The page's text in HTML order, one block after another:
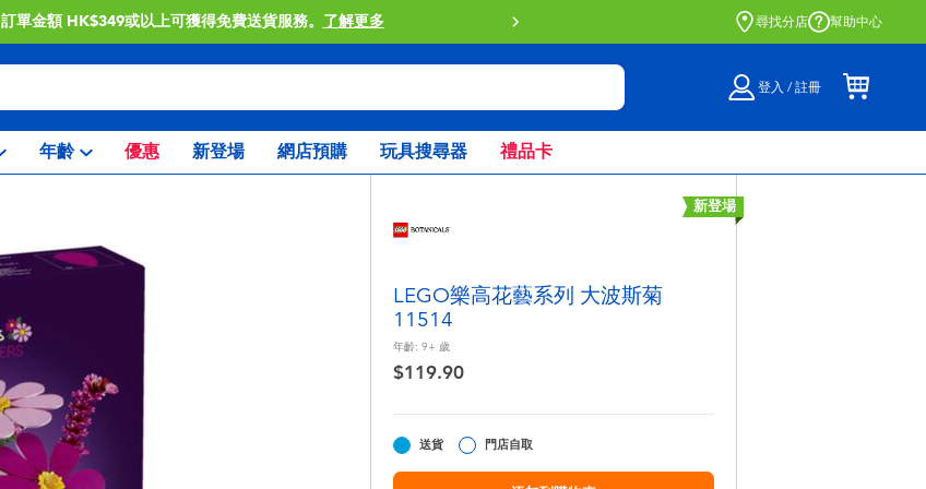
訂單金額 HK$349或以上可獲得免費送貨服務。 了解更多 門店自取服務 網上購買並在店內
尋找分店 幫助中心
登入 / 註冊
年齡 優惠 新登場 網店預購 玩具搜尋器 禮品卡
新登場
LEGO樂高花藝系列 大波斯菊
11514
年齡: 9+ 歲
$119.90
送貨 門店自取